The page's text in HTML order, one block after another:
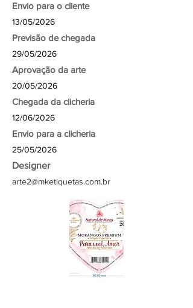
Envio para o cliente
13/05/2026
Previsão de chegada
29/05/2026
Aprovação da arte
20/05/2026
Chegada da clicheria
12/06/2026
Envio para a clicheria
25/05/2026
Designer
arte2@mketiquetas.com.br